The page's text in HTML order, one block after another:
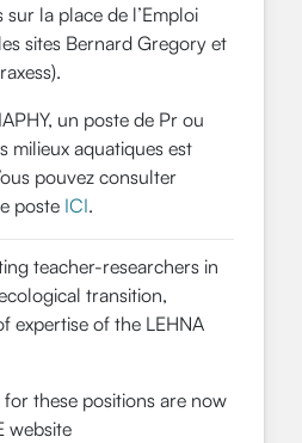
la place de l’Emploi
sites Bernard Gregory et
un poste de Pr ou
milieux aquatiques est
pouvez consulter
poste ICI.
teacher-researchers in
transition,
expertise of the LEHNA
these positions are now
website